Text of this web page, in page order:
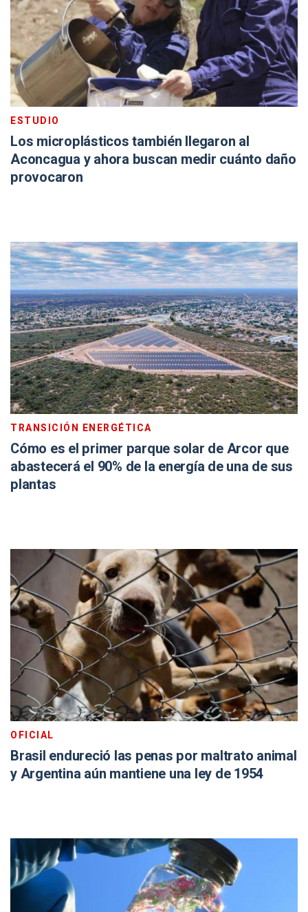
ESTUDIO
Los microplásticos también llegaron al
Aconcagua y ahora buscan medir cuánto daño
provocaron
TRANSICIÓN ENERGÉTICA
Cómo es el primer parque solar de Arcor que
abastecerá el 90% de la energía de una de sus
plantas
OFICIAL
Brasil endureció las penas por maltrato animal
y Argentina aún mantiene una ley de 1954